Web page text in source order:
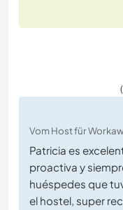
Vom Host für
Patricia es
proactiva y
huéspedes que
el hostel, super